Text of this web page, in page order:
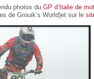
photos du GP d’Italie de
de Grouik’s World)et sur le